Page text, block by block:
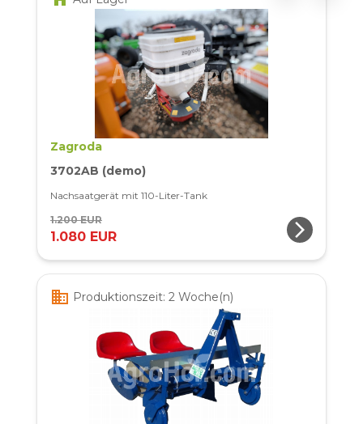
Zagroda
3702AB (demo)
Nachsaatgerät mit 110-Liter-Tank
1.200 EUR
1.080 EUR arrow_forward_ios
business Produktionszeit: 2 Woche(n)